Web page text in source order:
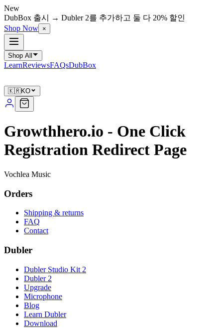
New
DubBox 출시 → Dubler 2를 추가하고 둘 다 20% 할인
Shop Now ×
Shop All
LearnReviewsFAQsDubBox
🇰🇷KO
Growthhero.io - One Click
Registration Redirect Page
Vochlea Music
Orders
Shipping & returns
FAQ
Contact
Dubler
Dubler Studio Kit 2
Dubler 2
Upgrade
Microphone
Blog
Learn Dubler
Download